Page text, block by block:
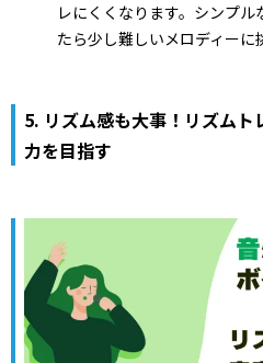
レにくくなります。シンプ
たら少し難しいメロディーに
5. リズム感も大事！リズム
力を目指す